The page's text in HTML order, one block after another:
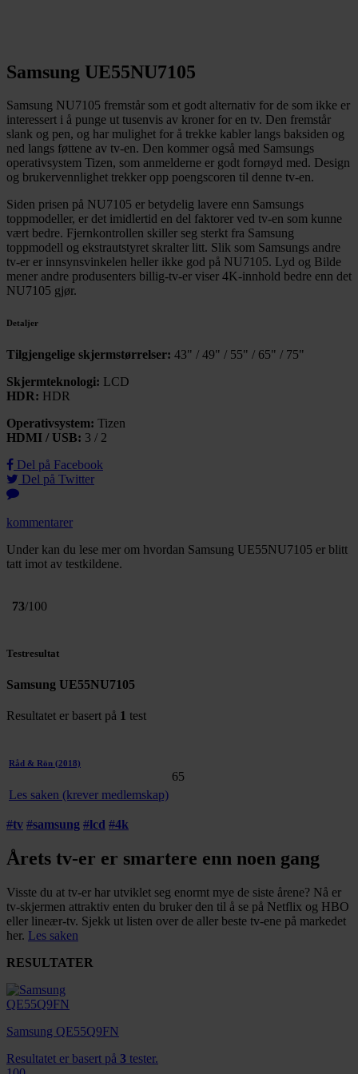
Samsung UE55NU7105
Samsung NU7105 fremstår som et godt alternativ for de som ikke er
interessert i å punge ut tusenvis av kroner for en tv. Den fremstår
slank og pen, og har mulighet for å trekke kabler langs baksiden og
ned langs føttene av tv-en. Den kommer også med Samsungs
operativsystem Tizen, som anmelderne er godt fornøyd med. Design
og brukervennlighet trekker opp poengscoren til denne tv-en.
Siden prisen på NU7105 er betydelig lavere enn Samsungs
toppmodeller, er det imidlertid en del faktorer ved tv-en som kunne
vært bedre. Fjernkontrollen skiller seg sterkt fra Samsung
toppmodell og ekstrautstyret skralter litt. Slik som Samsungs andre
tv-er er innsynsvinkelen heller ikke god på NU7105. Lyd og Bilde
mener andre produsenters billig-tv-er viser 4K-innhold bedre enn det
NU7105 gjør.
Detaljer
Tilgjengelige skjermstørrelser: 43" / 49" / 55" / 65" / 75"
Skjermteknologi: LCD
HDR: HDR
Operativsystem: Tizen
HDMI / USB: 3 / 2
Del på Facebook
Del på Twitter
kommentarer
Under kan du lese mer om hvordan Samsung UE55NU7105 er blitt
tatt imot av testkildene.
73/100
Testresultat
Samsung UE55NU7105
Resultatet er basert på 1 test
Råd & Rön (2018)
Les saken (krever medlemskap)
65
#tv #samsung #lcd #4k
Årets tv-er er smartere enn noen gang
Visste du at tv-er har utviklet seg enormt mye de siste årene? Nå er
tv-skjermen attraktiv enten du bruker den til å se på Netflix og HBO
eller lineær-tv. Sjekk ut listen over de aller beste tv-ene på markedet
her. Les saken
RESULTATER
Samsung QE55Q9FN
Resultatet er basert på 3 tester.